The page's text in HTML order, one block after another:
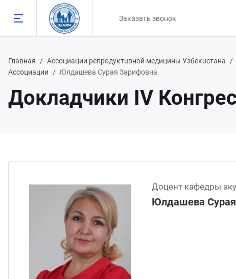
Заказать звонок
Назад
Главная Ассоциации репродуктuвной медицины Узбекuстана
Ассоциации
Юлдашева Сурая Зарифовна
Докладчики IV
Доцент кафедры
Юлдашева